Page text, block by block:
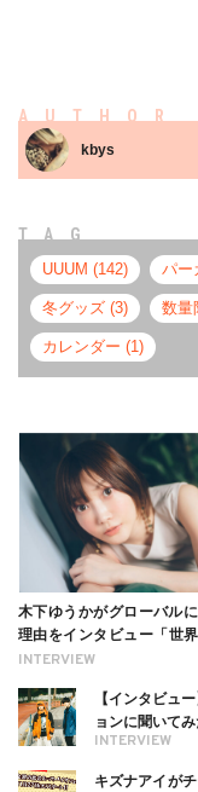
AUTHOR
kbys
TAG
UUUM (142) パー
冬グッズ (3) 数量
カレンダー (1)
INTERVIEW
木下ゆうかがグローバル
理由をインタビュー「世
る幸せを伝えたい」新事務
INTERVIEW
【インタビュ
ョンに聞いてみ
キズナアイが